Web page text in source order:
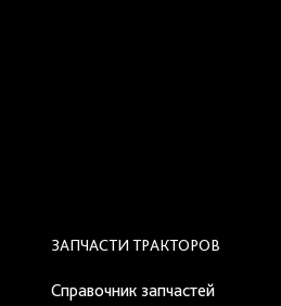
ЗАПЧАСТИ ТРАКТОРОВ
Справочник запчастей